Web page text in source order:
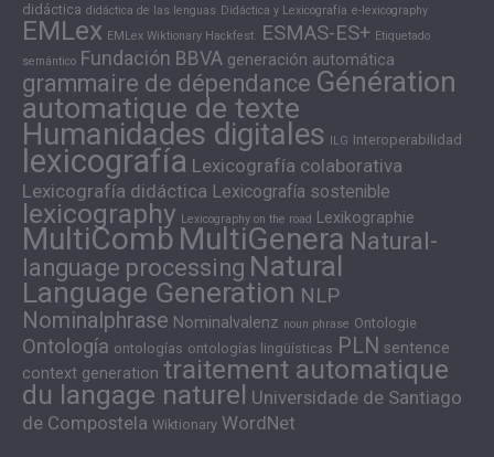
didáctica didáctica de las lenguas Didáctica y Lexicografía e-lexicography
EMLex EMLex Wiktionary Hackfest. ESMAS-ES+ Etiquetado
semántico Fundación BBVA generación automática
grammaire de dépendance Génération
automatique de texte
Humanidades digitales ILG Interoperabilidad
lexicografía Lexicografía colaborativa
Lexicografía didáctica Lexicografía sostenible
lexicography Lexicography on the road Lexikographie
MultiComb MultiGenera Natural-
language processing Natural
Language Generation NLP
Nominalphrase Nominalvalenz noun phrase Ontologie
Ontología ontologías ontologías lingüísticas PLN sentence
context generation traitement automatique
du langage naturel Universidade de Santiago
de Compostela Wiktionary WordNet